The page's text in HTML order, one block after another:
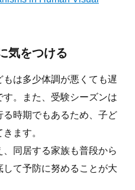
気をつける
は多少体調が悪くても遅
す。また、受験シーズンは
時期でもあるため、子ど
ます。
同居する家族も普段から
て予防に努めることが大